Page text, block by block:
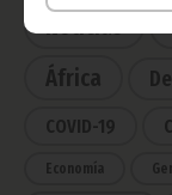
Noticias
África
COVID-19
Economía